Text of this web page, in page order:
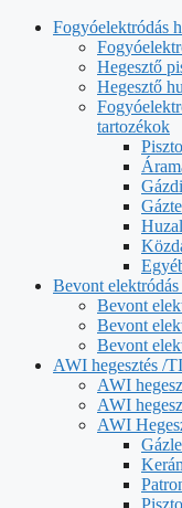
Fogyóelektródás
Hegesztő
Hegesztő
tartozékok
Bevont
Bevont
Bevont
Bevont
AWI hegesztés /
AWI
AWI
AWI